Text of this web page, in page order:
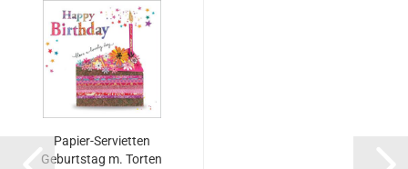
Papier-Servietten
Geburtstag m. Torten